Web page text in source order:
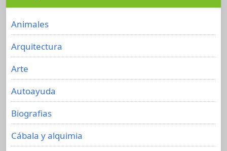
Animales
Arquitectura
Arte
Autoayuda
Biografias
Cábala y alquimia